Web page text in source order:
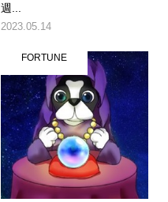
週...
2023.05.14
FORTUNE